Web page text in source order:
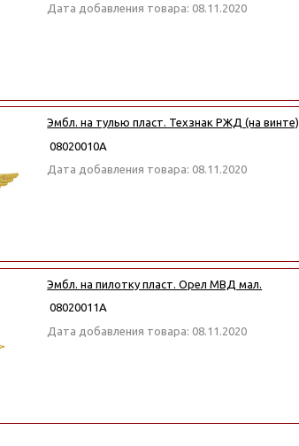
Дата добавления товара: 08.11.2020
Эмбл. на тулью пласт. Техзнак РЖД (на винте)
08020010А
Дата добавления товара: 08.11.2020
Эмбл. на пилотку пласт. Орел МВД мал.
08020011А
Дата добавления товара: 08.11.2020